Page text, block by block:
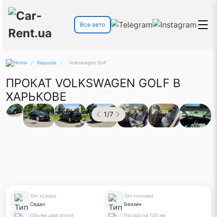
Все авто
/ Харьков / Volkswagen Golf
ПРОКАТ VOLKSWAGEN GOLF В
ХАРЬКОВЕ
1/7
Тип кузова
Седан
Тип топлива
Бензин
Объём двигателя
Расход на 100 км